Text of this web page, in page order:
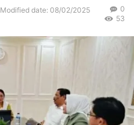
Modified date: 08/02/2025
0
53